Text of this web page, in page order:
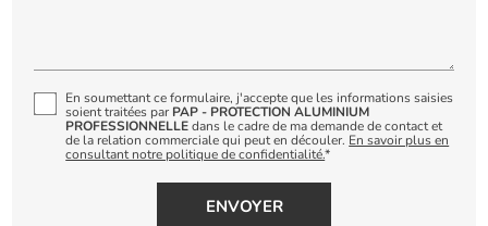
En soumettant ce formulaire, j'accepte que les informations saisies
soient traitées par PAP - PROTECTION ALUMINIUM
PROFESSIONNELLE dans le cadre de ma demande de contact et
de la relation commerciale qui peut en découler. En savoir plus en
consultant notre politique de confidentialité.*